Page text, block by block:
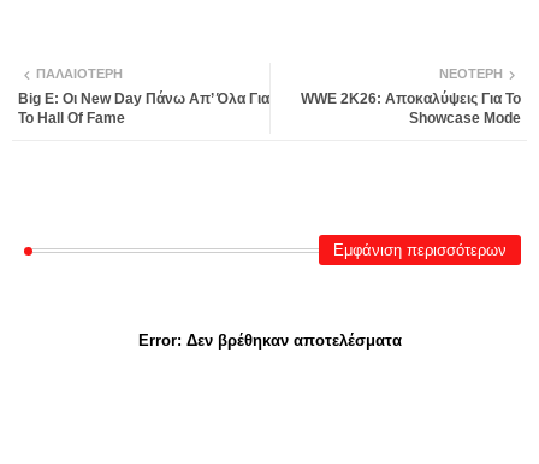
ΝΕΌΤΕΡΗ
WWE 2K26: Αποκαλύψεις Για Το
Showcase Mode
ΠΑΛΑΙΌΤΕΡΗ
Big E: Οι New Day Πάνω Απ’ Όλα Για
Το Hall Of Fame
Εμφάνιση περισσότερων
Error: Δεν βρέθηκαν αποτελέσματα